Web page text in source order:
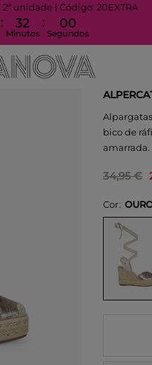
2ª unidade | Código: 20EXTRA
: 31
Minutos
: 59
Segundos
bico de
amarrada.
34,95 €
Cor